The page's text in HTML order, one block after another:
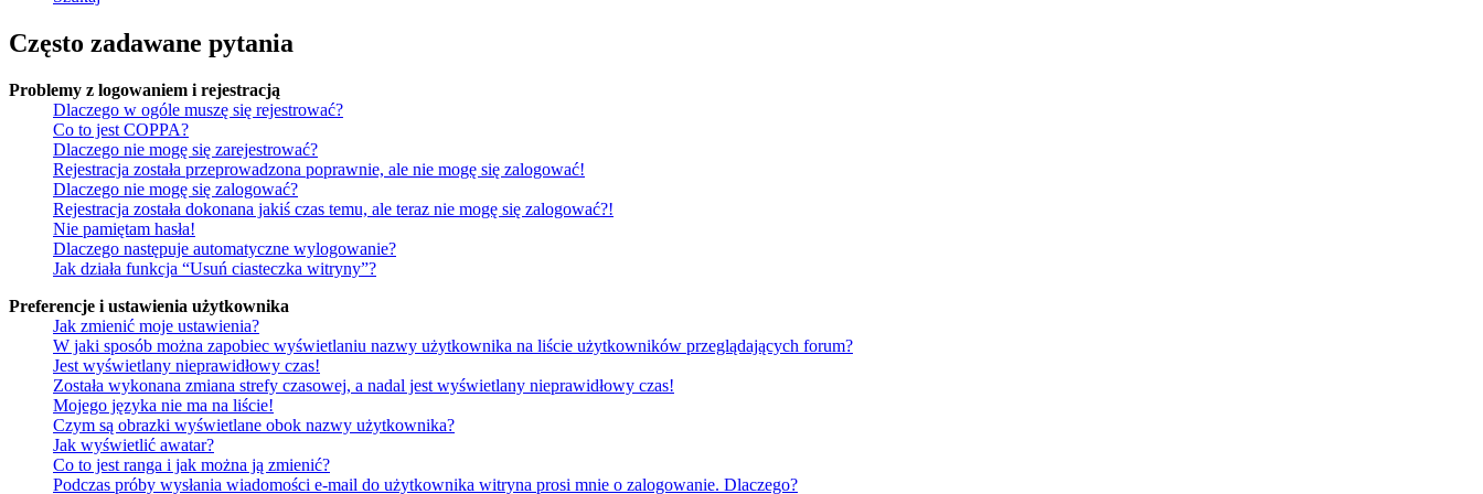
Często zadawane pytania
Problemy z logowaniem i rejestracją
Dlaczego w ogóle muszę się rejestrować?
Co to jest COPPA?
Dlaczego nie mogę się zarejestrować?
Rejestracja została przeprowadzona poprawnie, ale nie mogę się zalogować!
Dlaczego nie mogę się zalogować?
Rejestracja została dokonana jakiś czas temu, ale teraz nie mogę się zalogować?!
Nie pamiętam hasła!
Dlaczego następuje automatyczne wylogowanie?
Jak działa funkcja “Usuń ciasteczka witryny”?
Preferencje i ustawienia użytkownika
Jak zmienić moje ustawienia?
W jaki sposób można zapobiec wyświetlaniu nazwy użytkownika na liście użytkowników przeglądających forum?
Jest wyświetlany nieprawidłowy czas!
Została wykonana zmiana strefy czasowej, a nadal jest wyświetlany nieprawidłowy czas!
Mojego języka nie ma na liście!
Czym są obrazki wyświetlane obok nazwy użytkownika?
Jak wyświetlić awatar?
Co to jest ranga i jak można ją zmienić?
Podczas próby wysłania wiadomości e-mail do użytkownika witryna prosi mnie o zalogowanie. Dlaczego?